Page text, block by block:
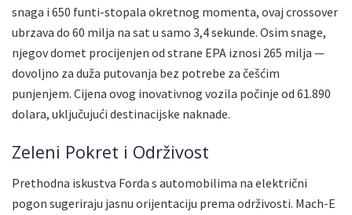
snaga i 650 funti-stopala okretnog momenta, ovaj crossover
ubrzava do 60 milja na sat u samo 3,4 sekunde. Osim snage,
njegov domet procijenjen od strane EPA iznosi 265 milja —
dovoljno za duža putovanja bez potrebe za češćim
punjenjem. Cijena ovog inovativnog vozila počinje od 61.890
dolara, uključujući destinacijske naknade.
Zeleni Pokret i Održivost
Prethodna iskustva Forda s automobilima na električni
pogon sugeriraju jasnu orijentaciju prema održivosti. Mach-E